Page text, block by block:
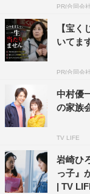
10月22日～毎週
チバテレ
10月19日～毎週
三重テレビ
10月19日～毎週
10月21日～毎週
サンテレビ
PR(合同会
【宝
いてま
PR(合同会
中村優
の家族
TV LIFE
岩崎ひ
っ子』
| TV